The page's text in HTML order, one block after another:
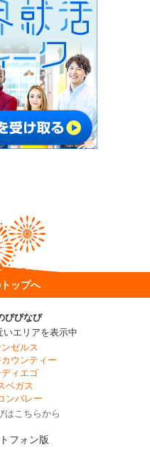
ップへ
びびなび
いエリアを表示中
ゼルス
ウンティー
ィエゴ
ベガス
ンバレー
はこちらから
フォン版